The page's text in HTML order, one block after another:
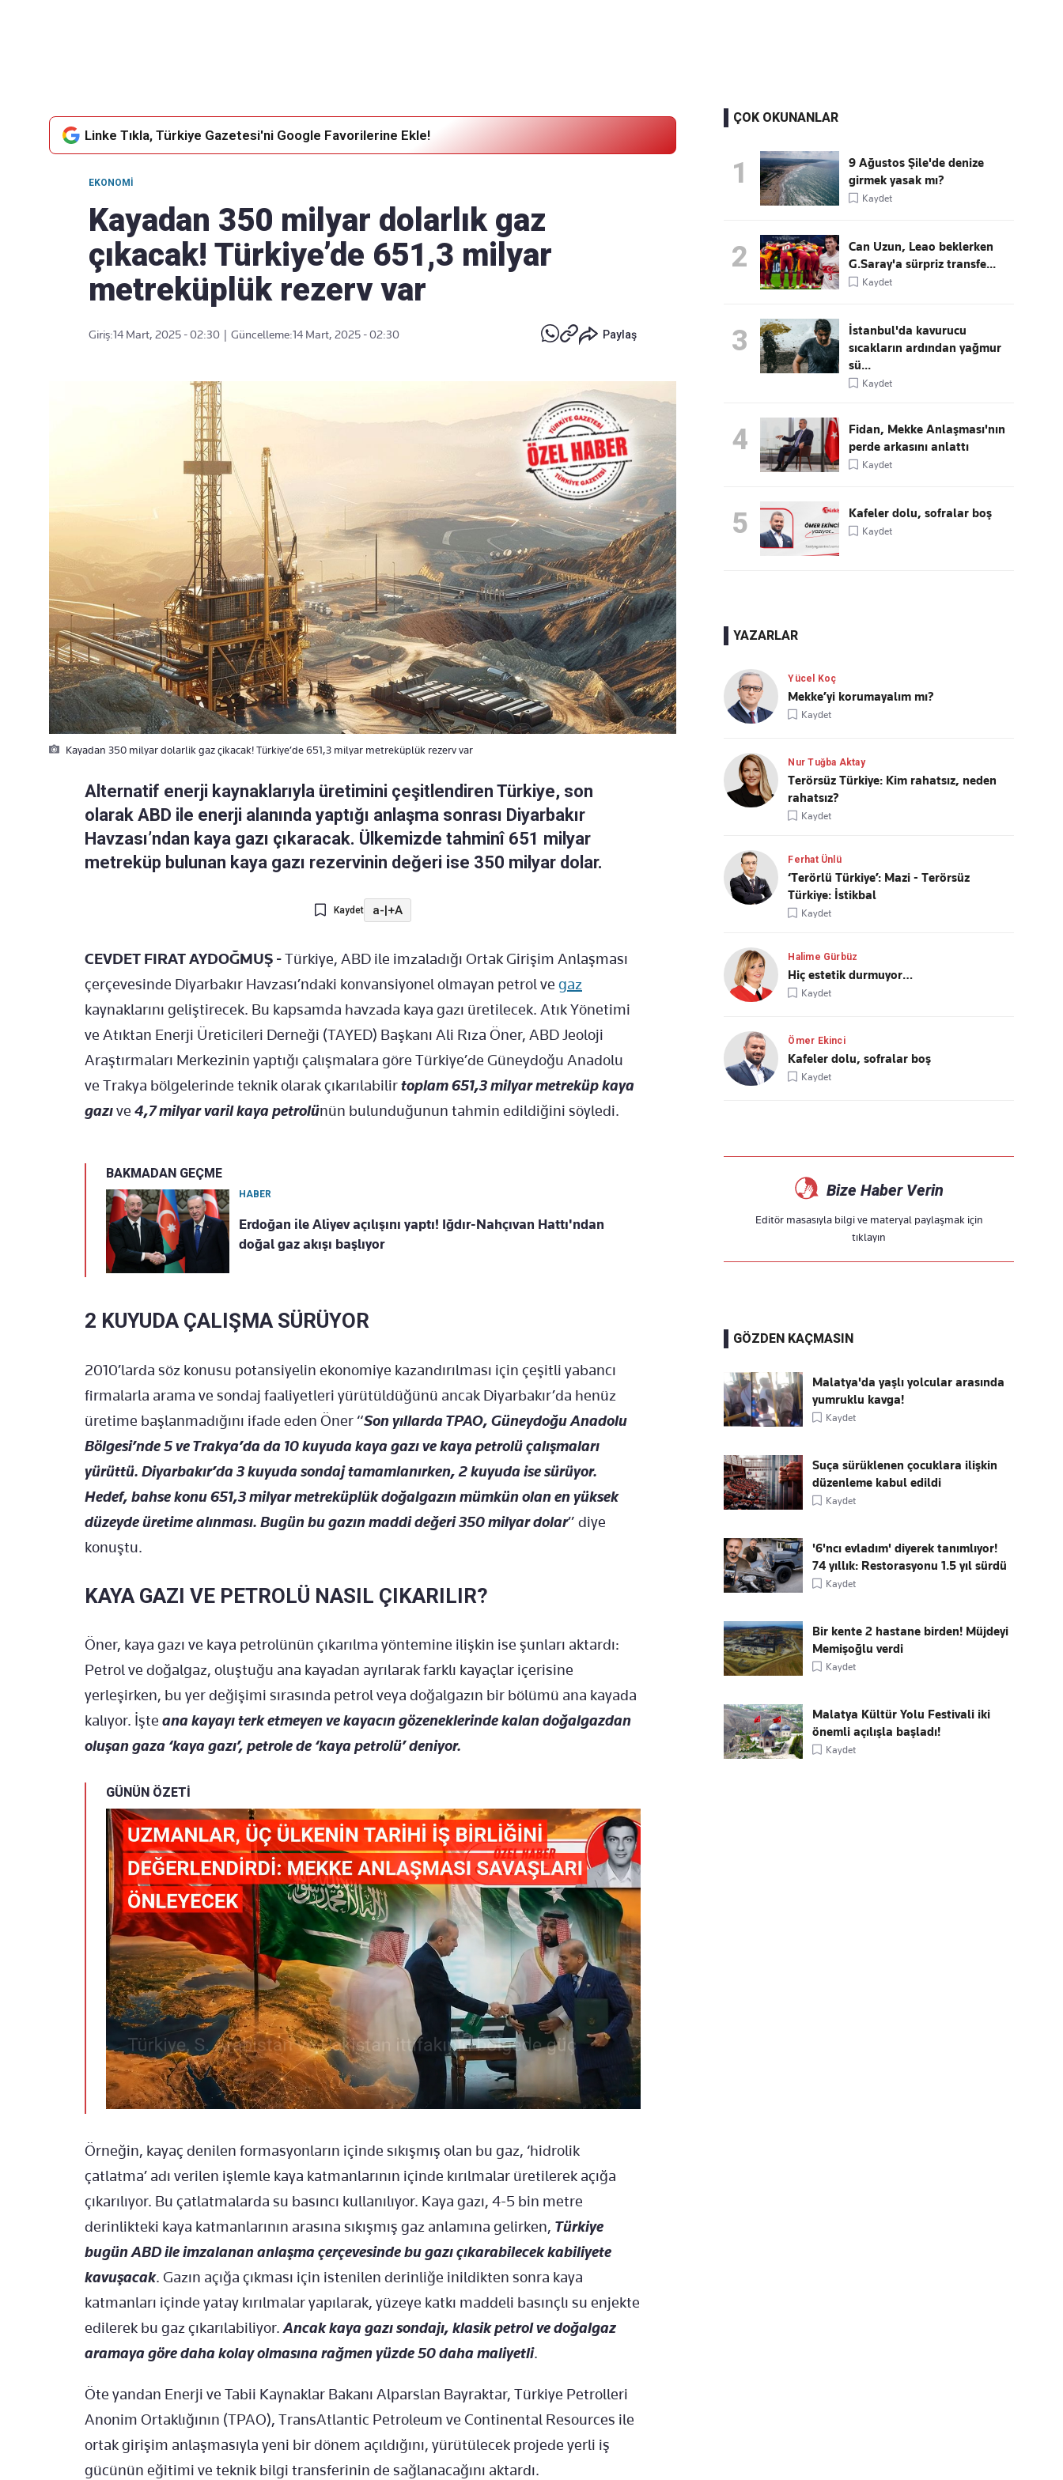
Linke Tıkla, Türkiye Gazetesi'ni Google Favorilerine Ekle!
EKONOMI
Kayadan 350 milyar dolarlık gaz
çıkacak! Türkiye’de 651,3 milyar
metreküplük rezerv var
Giriş:14 Mart, 2025 - 02:30 Güncelleme:14 Mart, 2025 - 02:30 Paylaş
Kayadan 350 milyar dolarlik gaz çikacak! Türkiye’de 651,3 milyar metreküplük rezerv var
Alternatif enerji kaynaklarıyla üretimini çeşitlendiren Türkiye, son
olarak ABD ile enerji alanında yaptığı anlaşma sonrası Diyarbakır
Havzası’ndan kaya gazı çıkaracak. Ülkemizde tahminî 651 milyar
metreküp bulunan kaya gazı rezervinin değeri ise 350 milyar dolar.
Kaydet a-|+A
CEVDET FIRAT AYDOĞMUŞ -Türkiye, ABD ile imzaladığı Ortak Girişim Anlaşması
çerçevesinde Diyarbakır Havzası’ndaki konvansiyonel olmayan petrol ve gaz
kaynaklarını geliştirecek. Bu kapsamda havzada kaya gazı üretilecek. Atık Yönetimi
ve Atıktan Enerji Üreticileri Derneği (TAYED) Başkanı Ali Rıza Öner, ABD Jeoloji
Araştırmaları Merkezinin yaptığı çalışmalara göre Türkiye’de Güneydoğu Anadolu
ve Trakya bölgelerinde teknik olarak çıkarılabilirtoplam 651,3 milyar metreküp kaya
gazıve 4,7 milyar varil kaya petrolünün bulunduğunun tahmin edildiğini söyledi.
BAKMADAN GEÇME
HABER
Erdoğan ile Aliyev açılışını yaptı! Iğdır-Nahçıvan Hattı'ndan
doğal gaz akışı başlıyor
2 KUYUDA ÇALIŞMA SÜRÜYOR
2010’larda söz konusu potansiyelin ekonomiye kazandırılması için çeşitli yabancı
firmalarla arama ve sondaj faaliyetleri yürütüldüğünü ancak Diyarbakır’da henüz
üretime başlanmadığını ifade eden Öner “Son yıllarda TPAO, Güneydoğu Anadolu
Bölgesi’nde 5 ve Trakya’da da 10 kuyuda kaya gazı ve kaya petrolü çalışmaları
yürüttü. Diyarbakır’da 3 kuyuda sondaj tamamlanırken, 2 kuyuda ise sürüyor.
Hedef, bahse konu 651,3 milyar metreküplük doğalgazın mümkün olan en yüksek
düzeyde üretime alınması. Bugün bu gazın maddi değeri 350 milyar dolar” diye
konuştu.
KAYA GAZI VE PETROLÜ NASIL ÇIKARILIR?
Öner, kaya gazı ve kaya petrolünün çıkarılma yöntemine ilişkin ise şunları aktardı:
Petrol ve doğalgaz, oluştuğu ana kayadan ayrılarak farklı kayaçlar içerisine
yerleşirken, bu yer değişimi sırasında petrol veya doğalgazın bir bölümü ana kayada
kalıyor. İşte ana kayayı terk etmeyen ve kayacın gözeneklerinde kalan doğalgazdan
oluşan gaza ‘kaya gazı’, petrole de ‘kaya petrolü’ deniyor.
GÜNÜN ÖZETİ
Örneğin, kayaç denilen formasyonların içinde sıkışmış olan bu gaz, ‘hidrolik
çatlatma’ adı verilen işlemle kaya katmanlarının içinde kırılmalar üretilerek açığa
çıkarılıyor. Bu çatlatmalarda su basıncı kullanılıyor. Kaya gazı, 4-5 bin metre
derinlikteki kaya katmanlarının arasına sıkışmış gaz anlamına gelirken, Türkiye
bugün ABD ile imzalanan anlaşma çerçevesinde bu gazı çıkarabilecek kabiliyete
kavuşacak. Gazın açığa çıkması için istenilen derinliğe inildikten sonra kaya
katmanları içinde yatay kırılmalar yapılarak, yüzeye katkı maddeli basınçlı su enjekte
edilerek bu gaz çıkarılabiliyor.Ancak kaya gazı sondajı, klasik petrol ve doğalgaz
aramaya göre daha kolay olmasına rağmen yüzde 50 daha maliyetli.
Öte yandan Enerji ve Tabii Kaynaklar Bakanı Alparslan Bayraktar, Türkiye Petrolleri
Anonim Ortaklığının (TPAO), TransAtlantic Petroleum ve Continental Resources ile
ortak girişim anlaşmasıyla yeni bir dönem açıldığını, yürütülecek projede yerli iş
gücünün eğitimi ve teknik bilgi transferinin de sağlanacağını aktardı.
ÇOK OKUNANLAR
1
9 Ağustos Şile'de denize
girmek yasak mı?
Kaydet
2
Can Uzun, Leao beklerken
G.Saray'a sürpriz transfe...
Kaydet
3
İstanbul'da kavurucu
sıcakların ardından yağmur
sü...
Kaydet
4
Fidan, Mekke Anlaşması'nın
perde arkasını anlattı
Kaydet
5 Kafeler dolu, sofralar boş
Kaydet
YAZARLAR
Yücel Koç
Mekke’yi korumayalım mı?
Kaydet
Nur Tuğba Aktay
Terörsüz Türkiye: Kim rahatsız, neden
rahatsız?
Kaydet
Ferhat Ünlü
‘Terörlü Türkiye’: Mazi - Terörsüz
Türkiye: İstikbal
Kaydet
Halime Gürbüz
Hiç estetik durmuyor…
Kaydet
Ömer Ekinci
Kafeler dolu, sofralar boş
Kaydet
Bize Haber Verin
Editör masasıyla bilgi ve materyal paylaşmak için
tıklayın
GÖZDEN KAÇMASIN
Malatya'da yaşlı yolcular arasında
yumruklu kavga!
Kaydet
Suça sürüklenen çocuklara ilişkin
düzenleme kabul edildi
Kaydet
'6'ncı evladım' diyerek tanımlıyor!
74 yıllık: Restorasyonu 1.5 yıl sürdü
Kaydet
Bir kente 2 hastane birden! Müjdeyi
Memişoğlu verdi
Kaydet
Malatya Kültür Yolu Festivali iki
önemli açılışla başladı!
Kaydet